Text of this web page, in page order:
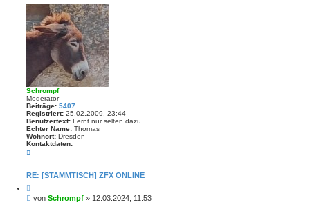
ei
t
e
r
t
e
S
u
c
h
e
Schrompf
Moderator
Beiträge: 5407
Registriert: 25.02.2009, 23:44
Benutzertext: Lernt nur selten dazu
Echter Name: Thomas
Wohnort: Dresden
Kontaktdaten:
t
t
RE: [STAMMTISCH] ZFX ONLINE
i
t
Bvon Schrompf » 12.03.2024, 11:53